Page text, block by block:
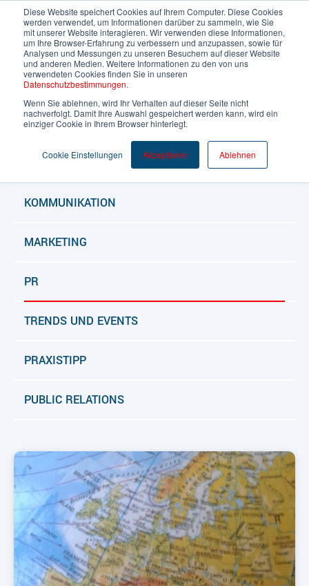
Diese Website speichert Cookies auf Ihrem Computer. Diese Cookies
werden verwendet, um Informationen darüber zu sammeln, wie Sie
mit unserer Website interagieren. Wir verwenden diese Informationen,
um Ihre Browser-Erfahrung zu verbessern und anzupassen, sowie für
Analysen und Messungen zu unseren Besuchern auf dieser Website
und anderen Medien. Weitere Informationen zu den von uns
verwendeten Cookies finden Sie in unseren
Datenschutzbestimmungen.
Wenn Sie ablehnen, wird Ihr Verhalten auf dieser Seite nicht
nachverfolgt. Damit Ihre Auswahl gespeichert werden kann, wird ein
einziger Cookie in Ihrem Browser hinterlegt.
Cookie Einstellungen Akzeptieren Ablehnen
Deutsch
ALLE BLOGARTIKEL
BLOG
KOMMUNIKATION
MARKETING
PR
TRENDS UND EVENTS
PRAXISTIPP
PUBLIC RELATIONS